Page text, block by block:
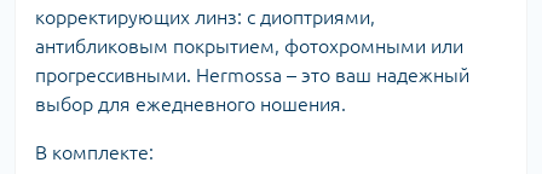
корректирующих линз: с диоптриями,
антибликовым покрытием, фотохромными или
прогрессивными. Hermossa – это ваш надежный
выбор для ежедневного ношения.
В комплекте: